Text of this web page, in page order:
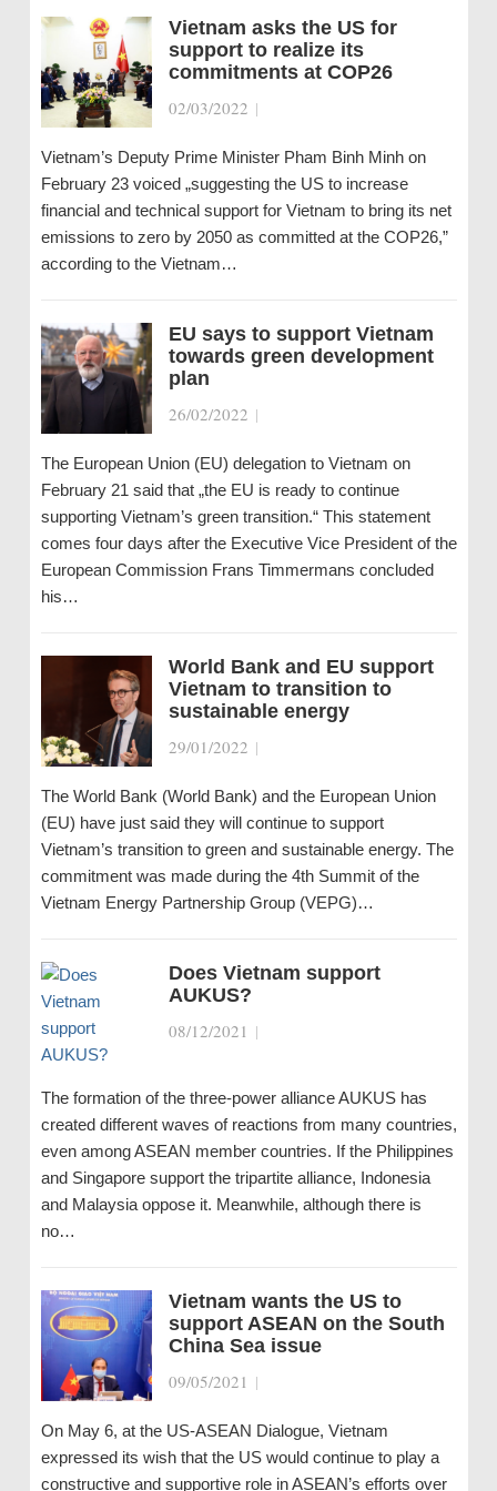
Vietnam asks the US for
support to realize its
commitments at COP26
02/03/2022 |
Vietnam’s Deputy Prime Minister Pham Binh Minh on
February 23 voiced „suggesting the US to increase
financial and technical support for Vietnam to bring its net
emissions to zero by 2050 as committed at the COP26,”
according to the Vietnam…
EU says to support Vietnam
towards green development
plan
26/02/2022 |
The European Union (EU) delegation to Vietnam on
February 21 said that „the EU is ready to continue
supporting Vietnam’s green transition.“ This statement
comes four days after the Executive Vice President of the
European Commission Frans Timmermans concluded
his…
World Bank and EU support
Vietnam to transition to
sustainable energy
29/01/2022 |
The World Bank (World Bank) and the European Union
(EU) have just said they will continue to support
Vietnam’s transition to green and sustainable energy. The
commitment was made during the 4th Summit of the
Vietnam Energy Partnership Group (VEPG)…
Does Vietnam support
AUKUS?
08/12/2021 |
The formation of the three-power alliance AUKUS has
created different waves of reactions from many countries,
even among ASEAN member countries. If the Philippines
and Singapore support the tripartite alliance, Indonesia
and Malaysia oppose it. Meanwhile, although there is
no…
Vietnam wants the US to
support ASEAN on the South
China Sea issue
09/05/2021 |
On May 6, at the US-ASEAN Dialogue, Vietnam
expressed its wish that the US would continue to play a
constructive and supportive role in ASEAN’s efforts over